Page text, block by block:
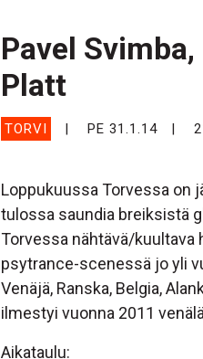
Pavel
Platt
TORVI PE 31.1.14
Loppukuussa Torvessa on
tulossa saundia breiksistä
Torvessa nähtävä/kuultava
psytrance-scenessä jo yli
Venäjä, Ranska, Belgia,
ilmestyi vuonna 2011
Aikataulu: